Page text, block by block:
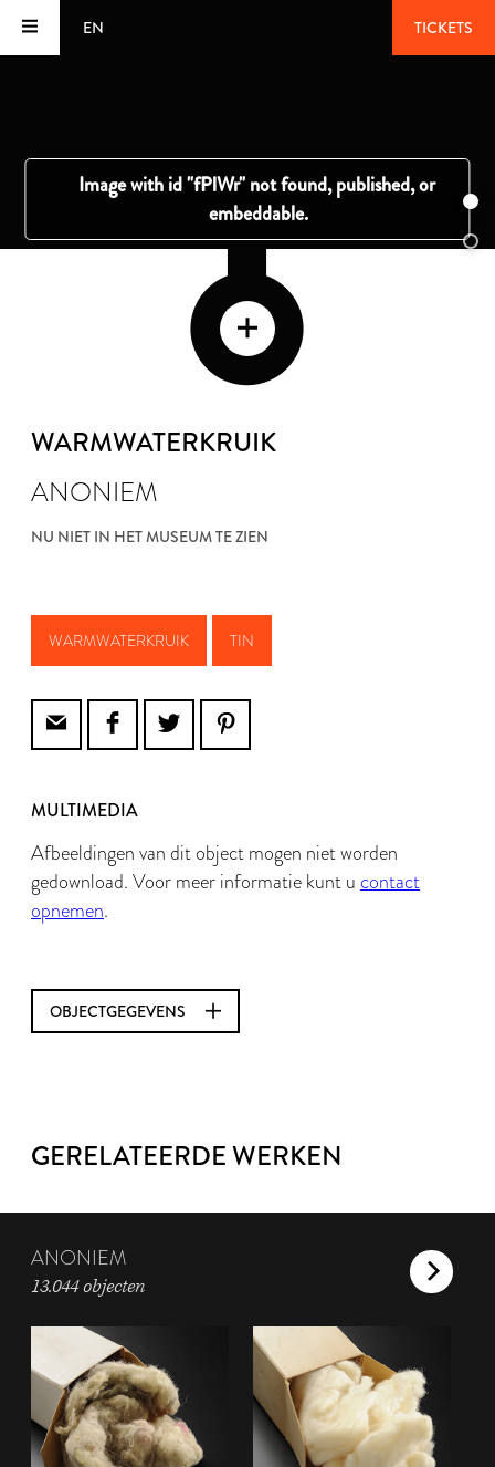
EN TICKETS
WARMWATERKRUIK
ANONIEM
NU NIET IN HET MUSEUM TE ZIEN
WARMWATERKRUIK TIN
MULTIMEDIA
Afbeeldingen van dit object mogen niet worden
gedownload. Voor meer informatie kunt u contact
opnemen.
OBJECTGEGEVENS
GERELATEERDE WERKEN
ANONIEM
13.044 objecten